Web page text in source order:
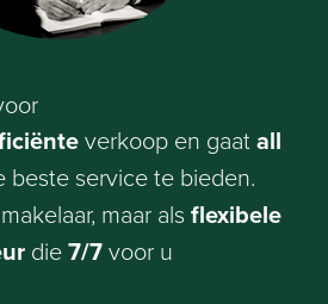
verkoop en gaatall
service te bieden.
maar als flexibele
die7/7voor u